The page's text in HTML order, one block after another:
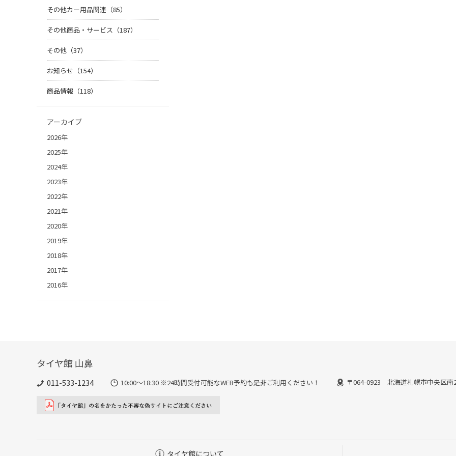
その他カー用品関連（85）
その他商品・サービス（187）
その他（37）
お知らせ（154）
商品情報（118）
アーカイブ
2026年
2025年
2024年
2023年
2022年
2021年
2020年
2019年
2018年
2017年
2016年
タイヤ館 山鼻
011-533-1234 10:00～18:30 ※24時間受付可能なWEB予約も是非ご利用ください！ 〒064-0923 北海道札幌市中央区南
タイヤ館について